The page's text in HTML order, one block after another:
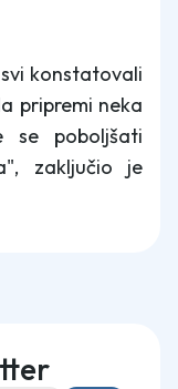
konstatovali
pripremi neka
se poboljšati
zaključio je